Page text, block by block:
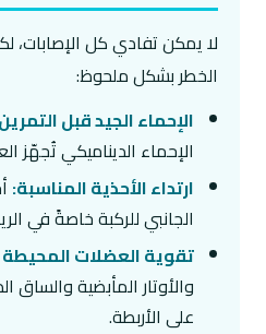
لا يمكن تفادي كل
الخطر بشكل ملحوظ:
الإحماء الجيد قبل
الإحماء الديناميكي تُجهّز
ارتداء الأحذية المناسبة:
الجانبي للركبة خاصةً في
تقوية العضلات المحيطة
والأوتار المأبضية
على الأربطة.